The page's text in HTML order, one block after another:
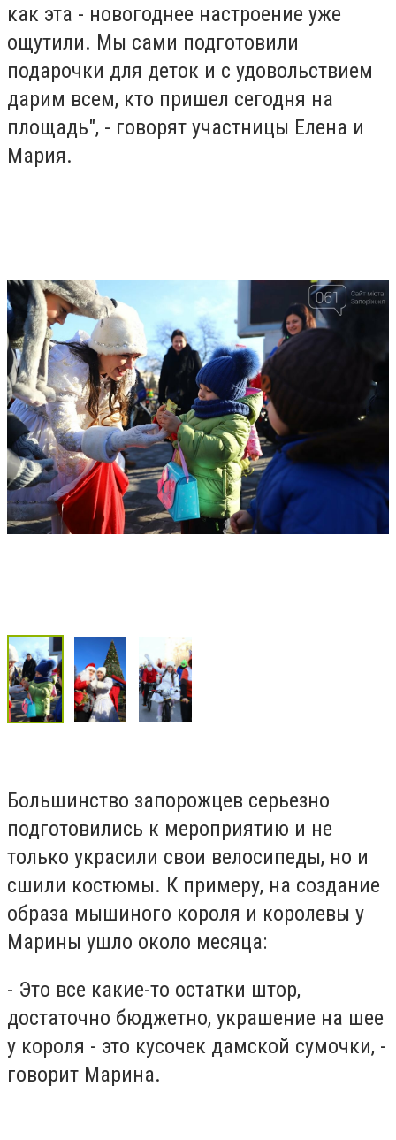
как эта - новогоднее настроение уже
ощутили. Мы сами подготовили
подарочки для деток и с удовольствием
дарим всем, кто пришел сегодня на
площадь", - говорят участницы Елена и
Мария.
Большинство запорожцев серьезно
подготовились к мероприятию и не
только украсили свои велосипеды, но и
сшили костюмы. К примеру, на создание
образа мышиного короля и королевы у
Марины ушло около месяца:
- Это все какие-то остатки штор,
достаточно бюджетно, украшение на шее
у короля - это кусочек дамской сумочки, -
говорит Марина.